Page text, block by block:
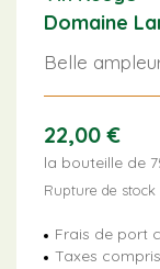
Domaine
Belle
22,00€
la bouteille de
Rupture de stock
Frais de port
Taxes